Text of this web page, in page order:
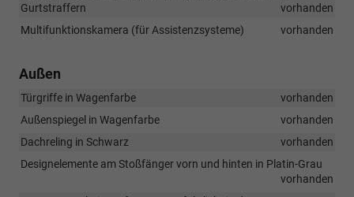
Gurtstraffern
vorhanden
Multifunktionskamera (für Assistenzsysteme)
vorhanden
Außen
Türgriffe in Wagenfarbe
vorhanden
Außenspiegel in Wagenfarbe
vorhanden
Dachreling in Schwarz
vorhanden
Designelemente am Stoßfänger vorn und hinten in Platin-Grau
vorhanden